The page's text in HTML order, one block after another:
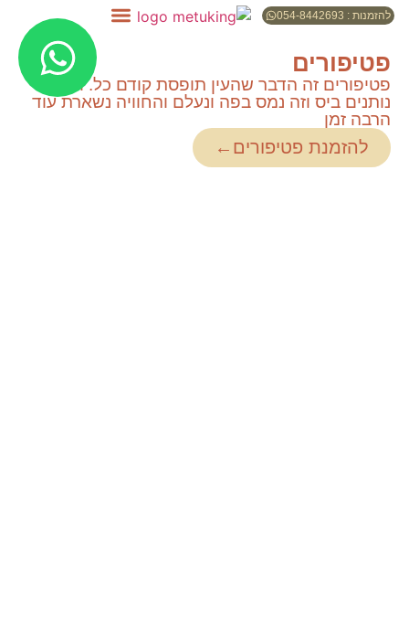
להזמנות : 054-8442693
פטיפורים
פטיפורים זה הדבר שהעין תופסת קודם כל. ואז
נותנים ביס וזה נמס בפה ונעלם והחוויה נשארת עוד
הרבה זמן
להזמנת פטיפורים←